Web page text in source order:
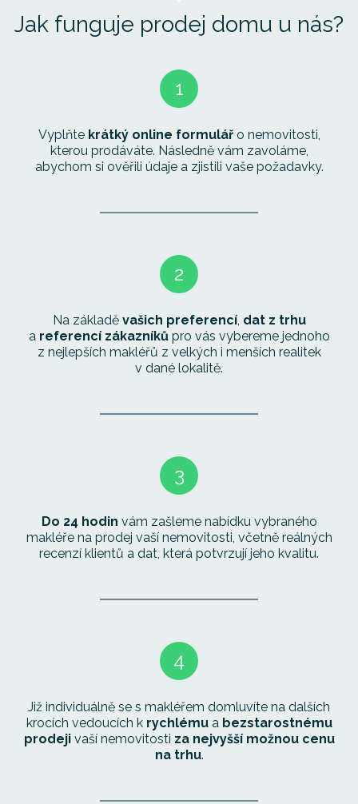
Jak funguje prodej domu u nás?
1
Vyplňte krátký online formulářo nemovitosti,
kterou prodáváte. Následně vám zavoláme,
abychom si ověřili údaje a zjistili vaše požadavky.
2
Na základě vašich preferencí, dat z trhu
a referencí zákazníkůpro vás vybereme jednoho
z nejlepších makléřů z velkých i menších realitek
v dané lokalitě.
3
Do 24 hodin vám zašleme nabídku vybraného
makléře na prodej vaší nemovitosti, včetně reálných
recenzí klientů a dat, která potvrzují jeho kvalitu.
4
Již individuálně se s makléřem domluvíte na dalších
krocích vedoucích k rychlémua bezstarostnému
prodejivaší nemovitosti za nejvyšší možnou cenu
na trhu.